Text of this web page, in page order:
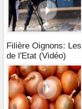
Filière Oignons:
de l'Etat (Vidéo)